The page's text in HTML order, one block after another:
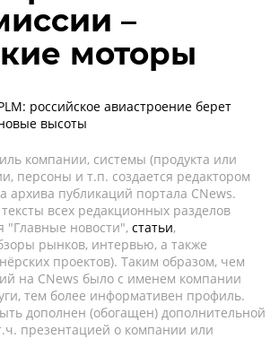
–
моторы
российское авиастроение берет
высоты
компании, системы (продукта или
персоны и т.п. создается редактором
архива публикаций портала CNews.
всех редакционных разделов
"Главные новости", статьи,
рынков, интервью, а также
проектов). Таким образом, чем
на CNews было с именем компании
тем более информативен профиль.
дополнен (обогащен) дополнительной
презентацией о компании или